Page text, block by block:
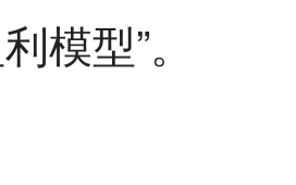
模型”。